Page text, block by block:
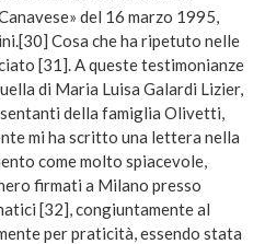
del 16 marzo 1995,
Cosa che ha ripetuto nelle
[31]. A queste testimonianze
di Maria Luisa Galardi Lizier,
della famiglia Olivetti,
mi ha scritto una lettera nella
come molto spiacevole,
firmati a Milano presso
[32], congiuntamente al
per praticità, essendo stata